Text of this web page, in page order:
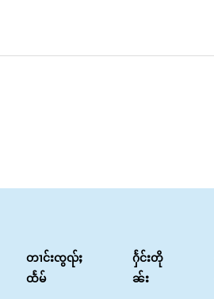
တၢင်းၸွၺ်ႈ
ထႅမ်
ႁႅင်းတို
ၼ်း